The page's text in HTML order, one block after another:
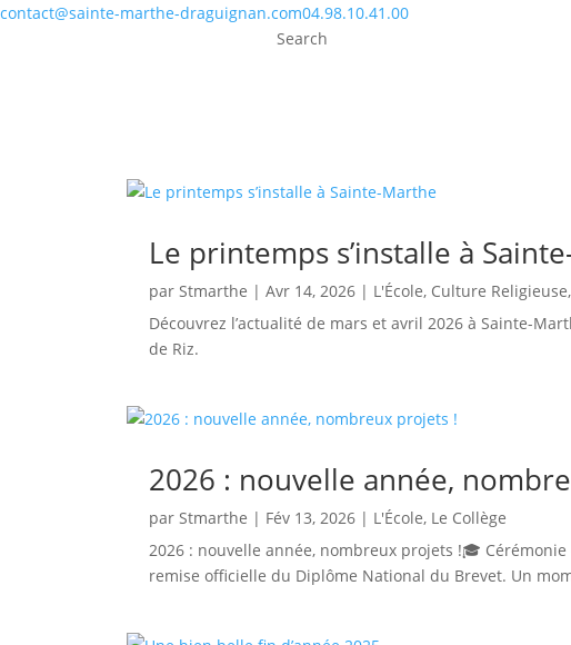
contact@sainte-marthe-draguignan.com04.98.10.41.00
Search
Le printemps s’installe à
par Stmarthe |Avr 14, 2026 | L'École, Culture Religieuse,
Découvrez l’actualité de mars et avril 2026 à Sainte-
de Riz.
2026 : nouvelle année,
par Stmarthe | Fév 13, 2026 | L'École, Le Collège
2026 : nouvelle année, nombreux projets !🎓
remise officielle du Diplôme National du Brevet. Un